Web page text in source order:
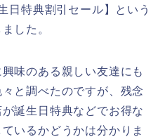
日特典割引セール】という
した。
味のある親しい友達にも
と調べたのですが、残念
誕生日特典などでお得な
いるかどうかは分かりま